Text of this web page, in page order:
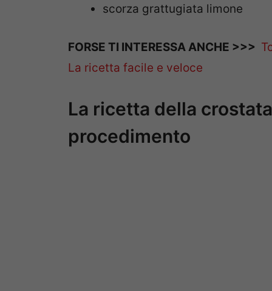
scorza grattugiata limone
FORSE TI INTERESSA ANCHE >>>
La ricetta facile e veloce
La ricetta della
procedimento